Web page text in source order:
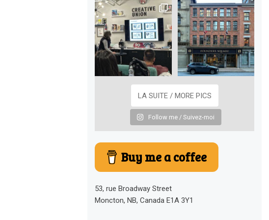
LA SUITE / MORE PICS
Follow me / Suivez-moi
Buy me a coffee
53, rue Broadway Street
Moncton, NB, Canada E1A 3Y1